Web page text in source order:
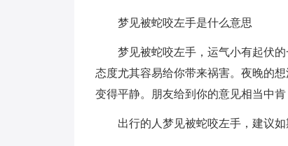
梦见被蛇咬左手是什么意思
梦见被蛇咬左手，运气小有起伏
态度尤其容易给你带来祸害。夜晚的
变得平静。朋友给到你的意见相当中肯
出行的人梦见被蛇咬左手，建议如